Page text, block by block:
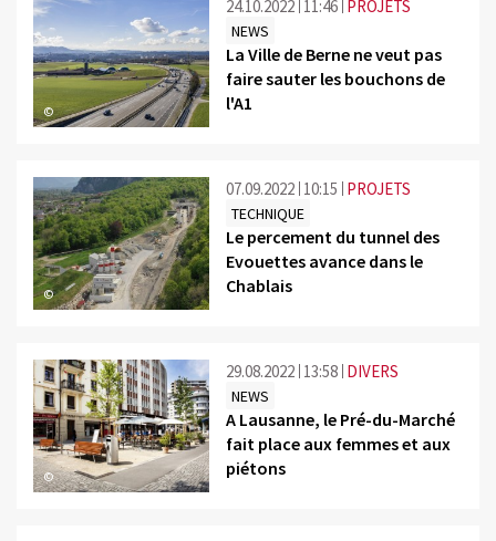
©
24.10.2022 11:46 PROJETS
NEWS
La Ville de Berne ne veut pas
faire sauter les bouchons de
l'A1
©
07.09.2022 10:15 PROJETS
TECHNIQUE
Le percement du tunnel des
Evouettes avance dans le
Chablais
©
29.08.2022 13:58 DIVERS
NEWS
A Lausanne, le Pré-du-Marché
fait place aux femmes et aux
piétons